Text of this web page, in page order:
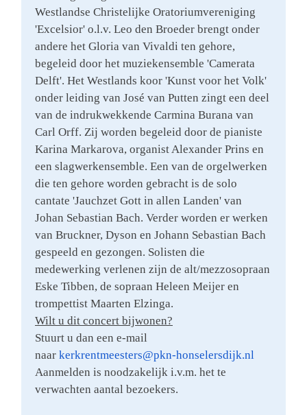
Westlandse Christelijke Oratoriumvereniging
'Excelsior' o.l.v. Leo den Broeder brengt onder
andere het Gloria van Vivaldi ten gehore,
begeleid door het muziekensemble 'Camerata
Delft'. Het Westlands koor 'Kunst voor het Volk'
onder leiding van José van Putten zingt een deel
van de indrukwekkende Carmina Burana van
Carl Orff. Zij worden begeleid door de pianiste
Karina Markarova, organist Alexander Prins en
een slagwerkensemble. Een van de orgelwerken
die ten gehore worden gebracht is de solo
cantate 'Jauchzet Gott in allen Landen' van
Johan Sebastian Bach. Verder worden er werken
van Bruckner, Dyson en Johann Sebastian Bach
gespeeld en gezongen. Solisten die
medewerking verlenen zijn de alt/mezzosopraan
Eske Tibben, de sopraan Heleen Meijer en
trompettist Maarten Elzinga.
Wilt u dit concert bijwonen?
Stuurt u dan een e-mail
naar kerkrentmeesters@pkn-honselersdijk.nl
Aanmelden is noodzakelijk i.v.m. het te
verwachten aantal bezoekers.